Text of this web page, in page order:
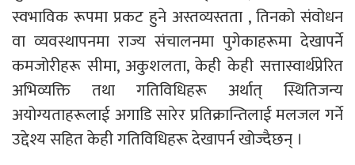
स्वभाविक रूपमा प्रकट हुने अस्तव्यस्तता , तिनको संवोधन
वा व्यवस्थापनमा राज्य संचालनमा पुगेकाहरूमा देखापर्ने
कमजोरीहरू सीमा, अकुशलता, केही केही सत्तास्वार्थप्रेरित
अभिव्यक्ति तथा गतिविधिहरू अर्थात् स्थितिजन्य
अयोग्यताहरूलाई अगाडि सारेर प्रतिक्रान्तिलाई मलजल गर्ने
उद्देश्य सहित केही गतिविधिहरू देखापर्न खोज्दैछन् ।